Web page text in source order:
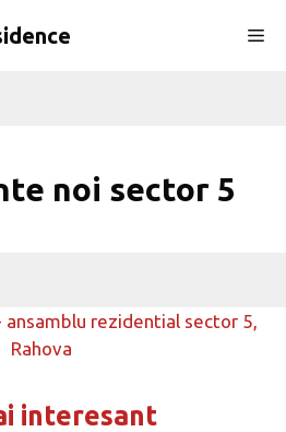
noi sector 5
interesant